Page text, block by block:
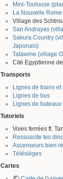
Mini-Toulouse
La Nouvelle Rome
Village des
San Andrayas
Sakura Country
Japonais)
Tatawine (village
Cité Egyptienne
Transports
Lignes de trains et
Lignes de bus
Lignes de bateaux
Tutoriels
Voies ferrées ft.
Ressuscite tes
Ascenseurs bien
Télésièges
Cartes